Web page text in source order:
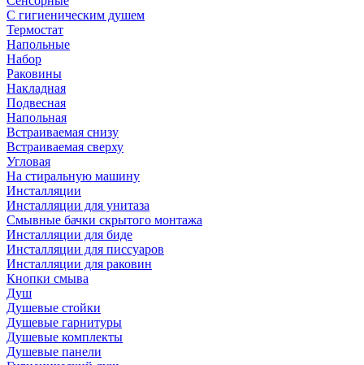
С гигиеническим душем
Термостат
Напольные
Набор
Раковины
Накладная
Подвесная
Напольная
Встраиваемая снизу
Встраиваемая сверху
Угловая
На стиральную машину
Инсталляции
Инсталляции для унитаза
Смывные бачки скрытого монтажа
Инсталляции для биде
Инсталляции для писсуаров
Инсталляции для раковин
Кнопки смыва
Душ
Душевые стойки
Душевые гарнитуры
Душевые комплекты
Душевые панели